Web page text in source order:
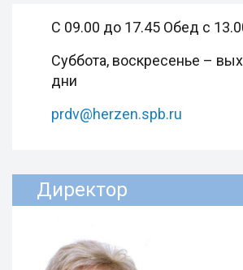
С 09.00 до 17.45 Обед с
Суббота, воскресенье –
дни
prdv@herzen.spb.ru
Директор